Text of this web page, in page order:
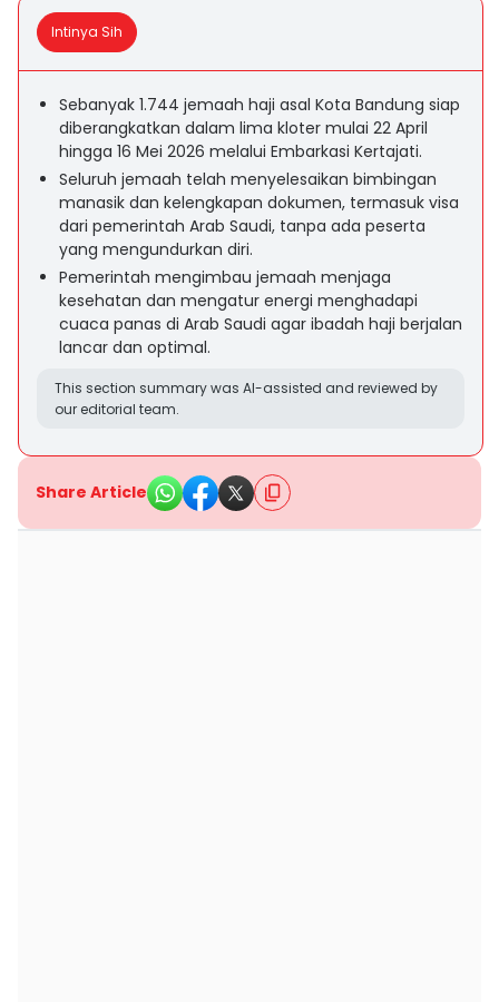
Intinya Sih
Sebanyak 1.744 jemaah haji asal Kota Bandung siap
diberangkatkan dalam lima kloter mulai 22 April
hingga 16 Mei 2026 melalui Embarkasi Kertajati.
Seluruh jemaah telah menyelesaikan bimbingan
manasik dan kelengkapan dokumen, termasuk visa
dari pemerintah Arab Saudi, tanpa ada peserta
yang mengundurkan diri.
Pemerintah mengimbau jemaah menjaga
kesehatan dan mengatur energi menghadapi
cuaca panas di Arab Saudi agar ibadah haji berjalan
lancar dan optimal.
This section summary was AI-assisted and reviewed by
our editorial team.
Share Article